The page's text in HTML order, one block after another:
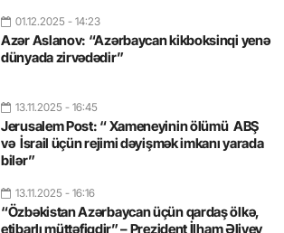
01.12.2025 - 14:23
Azər Aslanov: “Azərbaycan kikboksinqi yenə
dünyada zirvədədir”
13.11.2025 - 16:45
Jerusalem Post: “ Xameneyinin ölümü ABŞ
və İsrail üçün rejimi dəyişmək imkanı yarada
bilər”
13.11.2025 - 16:16
“Özbəkistan Azərbaycan üçün qardaş ölkə,
etibarlı müttəfiqdir” – Prezident İlham Əliyev